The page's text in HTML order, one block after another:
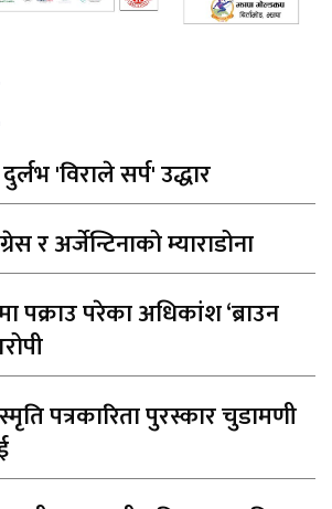
'विराले सर्प' उद्धार
र अर्जेन्टिनाको म्याराडोना
परेका अधिकांश ‘ब्राउन
पत्रकारिता पुरस्कार चुडामणी